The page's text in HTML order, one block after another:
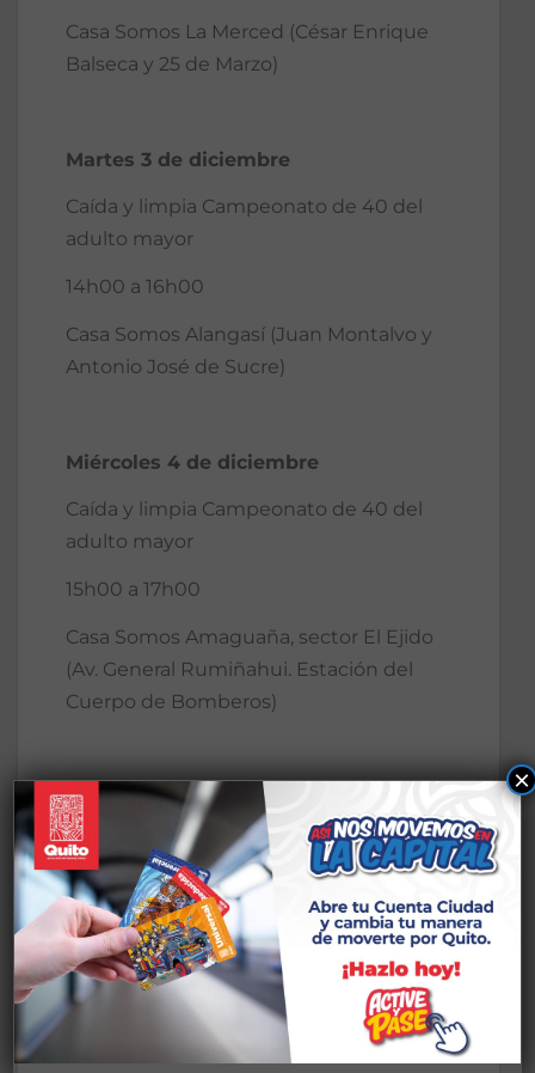
Casa Somos La Merced (César Enrique
Balseca y 25 de Marzo)
Martes 3 de diciembre
Caída y limpia Campeonato de 40 del
adulto mayor
14h00 a 16h00
Casa Somos Alangasí (Juan Montalvo y
Antonio José de Sucre)
Miércoles 4 de diciembre
Caída y limpia Campeonato de 40 del
adulto mayor
15h00 a 17h00
Casa Somos Amaguaña, sector El Ejido
(Av. General Rumiñahui. Estación del
Cuerpo de Bomberos)
Jueves 5 de diciembre
Caída y limpia Campeonato de 40 del
adulto mayor
09h30 a 11h30
Casa Somos Conocoto (Simón Bolívar y
Sucre)
×